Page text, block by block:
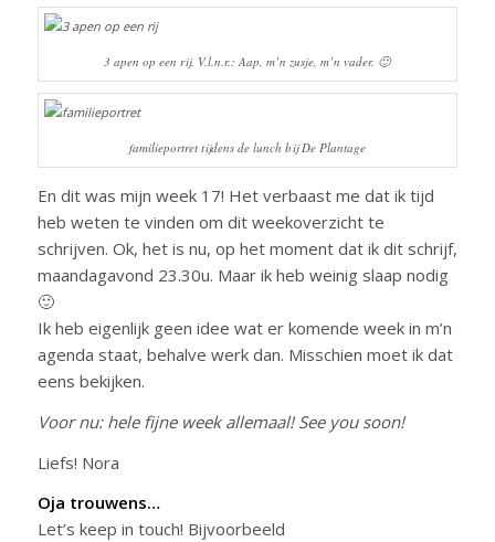
3 apen op een rij. V.l.n.r.: Aap, m’n zusje, m’n vader. 🙂
familieportret tijdens de lunch bij De Plantage
En dit was mijn week 17! Het verbaast me dat ik tijd
heb weten te vinden om dit weekoverzicht te
schrijven. Ok, het is nu, op het moment dat ik dit schrijf,
maandagavond 23.30u. Maar ik heb weinig slaap nodig
🙂
Ik heb eigenlijk geen idee wat er komende week in m’n
agenda staat, behalve werk dan. Misschien moet ik dat
eens bekijken.
Voor nu: hele fijne week allemaal! See you soon!
Liefs! Nora
Oja trouwens…
Let’s keep in touch! Bijvoorbeeld